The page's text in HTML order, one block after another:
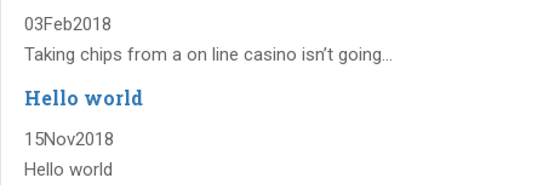
03Feb2018
Taking chips from a on line casino isn’t going...
Hello world
15Nov2018
Hello world